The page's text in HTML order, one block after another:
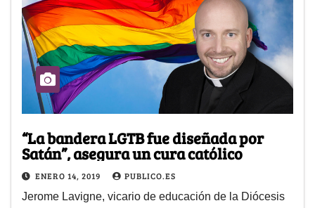
“La bandera LGTB fue diseñada por
Satán”, asegura un cura católico
ENERO 14, 2019 PUBLICO.ES
Jerome Lavigne, vicario de educación de la Diócesis